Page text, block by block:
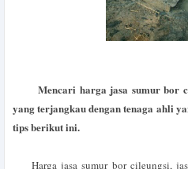
Mencari harga jasa sumur bor
yang terjangkau dengan tenaga ahli
tips berikut ini.
Harga jasa sumur bor cileungsi,